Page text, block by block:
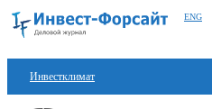
ENG
Инвестклимат